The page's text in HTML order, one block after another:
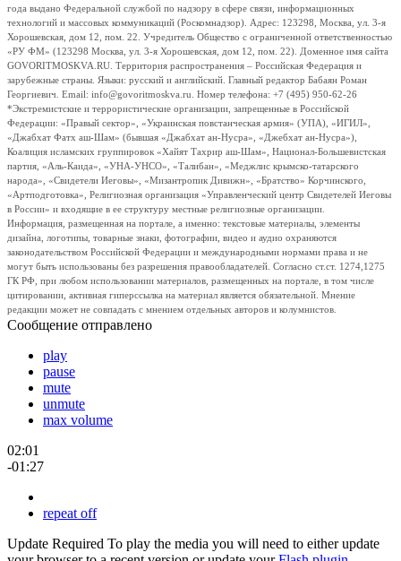
года выдано Федеральной службой по надзору в сфере связи, информационных
технологий и массовых коммуникаций (Роскомнадзор). Адрес: 123298, Москва, ул. 3-я
Хорошевская, дом 12, пом. 22. Учредитель Общество с ограниченной ответственностью
«РУ ФМ» (123298 Москва, ул. 3-я Хорошевская, дом 12, пом. 22). Доменное имя сайта
GOVORITMOSKVA.RU. Территория распространения – Российская Федерация и
зарубежные страны. Языки: русский и английский. Главный редактор Бабаян Роман
Георгиевич. Email: info@govoritmoskva.ru. Номер телефона: +7 (495) 950-62-26
*Экстремистские и террористические организации, запрещенные в Российской
Федерации: «Правый сектор», «Украинская повстанческая армия» (УПА), «ИГИЛ»,
«Джабхат Фатх аш-Шам» (бывшая «Джабхат ан-Нусра», «Джебхат ан-Нусра»),
Коалиция исламских группировок «Хайят Тахрир аш-Шам», Национал-Большевистская
партия, «Аль-Каида», «УНА-УНСО», «Талибан», «Меджлис крымско-татарского
народа», «Свидетели Иеговы», «Мизантропик Дивижн», «Братство» Корчинского,
«Артподготовка», Религиозная организация «Управленческий центр Свидетелей Иеговы
в России» и входящие в ее структуру местные религиозные организации.
Информация, размещенная на портале, а именно: текстовые материалы, элементы
дизайна, логотипы, товарные знаки, фотографии, видео и аудио охраняются
законодательством Российской Федерации и международными нормами права и не
могут быть использованы без разрешения правообладателей. Согласно ст.ст. 1274,1275
ГК РФ, при любом использовании материалов, размещенных на портале, в том числе
цитировании, активная гиперссылка на материал является обязательной. Мнение
редакции может не совпадать с мнением отдельных авторов и колумнистов.
Сообщение отправлено
play
pause
mute
unmute
max volume
02:01
-01:27
repeat off
Update Required To play the media you will need to either update